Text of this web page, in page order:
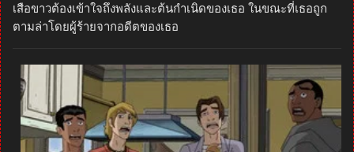
เสือขาวต้องเข้าใจถึงพลังและต้นกำเนิดของเธอ ในขณะที่เธอถูก
ตามล่าโดยผู้ร้ายจากอดีตของเธอ